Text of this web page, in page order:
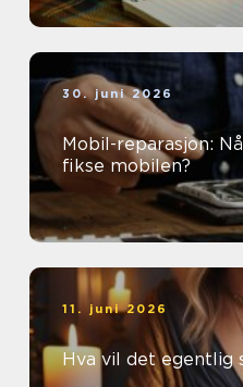
30. juni 2026
Mobil-reparasjon:
fikse mobilen?
11. juni 2026
Hva vil det egentlig